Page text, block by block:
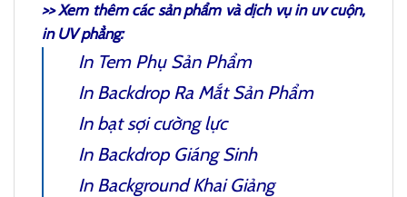
>> Xem thêm các sản phẩm và dịch vụin uv cuộn,
in UV phẳng:
In Tem PhụSản Phẩm
In Backdrop Ra Mắt Sản Phẩm
In bạt sợi cường lực
In Backdrop Giáng Sinh
In Background Khai Giảng